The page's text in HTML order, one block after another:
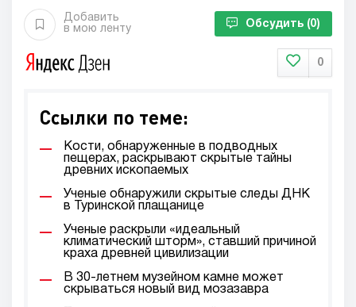
Добавить
в мою ленту
Обсудить (0)
0
Ссылки по теме:
Кости, обнаруженные в подводных
пещерах, раскрывают скрытые тайны
древних ископаемых
Ученые обнаружили скрытые следы ДНК
в Туринской плащанице
Ученые раскрыли «идеальный
климатический шторм», ставший причиной
краха древней цивилизации
В 30-летнем музейном камне может
скрываться новый вид мозазавра